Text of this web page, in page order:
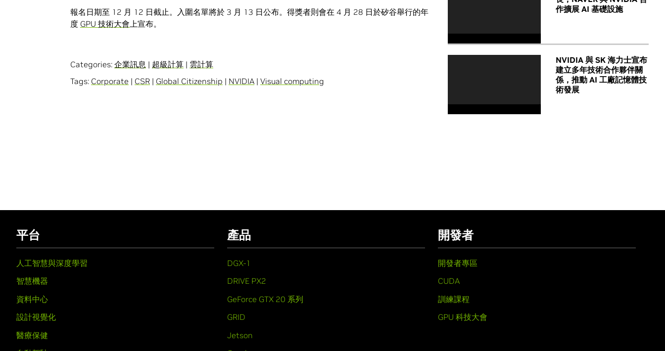
報名日期至 12 月 12 日截止。入圍名單將於 3 月 13 日公布。得獎者則會在 4 月 28 日於矽谷舉行的年
度 GPU 技術大會 上宣布。
Categories: 企業訊息 | 超級計算 | 雲計算
Tags: Corporate | CSR | Global Citizenship | NVIDIA | Visual computing
作擴展 AI 基礎設施
NVIDIA 與 SK 海力士宣布
建立多年技術合作夥伴關
係，推動 AI 工廠記憶體技
術發展
平台
人工智慧與深度學習
智慧機器
資料中心
設計視覺化
醫療保健
產品
DGX-1
DRIVE PX2
GeForce GTX 20 系列
GRID
Jetson
開發者
開發者專區
CUDA
訓練課程
GPU 科技大會